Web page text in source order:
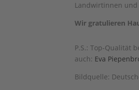
Landwirtinnen und
Wir gratulieren
P.S.: Top-Qualität
auch: Eva
Bildquelle: